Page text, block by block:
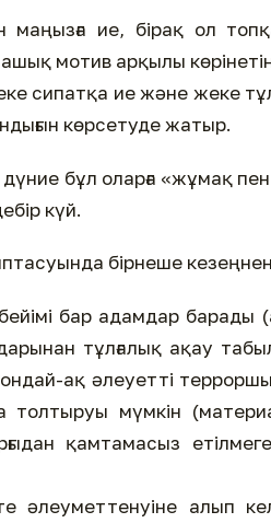
ие, бірақ ол топқа
мотив арқылы көрінетін
сипатқа ие және жеке
көрсетуде жатыр.
бұл оларға «жұмақ
күй.
бірнеше
бар адамдар барады
тұлғалық ақау
ақ әлеуетті
толтыруы мүмкін
қамтамасыз
әлеуметтенуіне алып